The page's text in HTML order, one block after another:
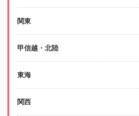
関東
甲信越・北陸
東海
関西